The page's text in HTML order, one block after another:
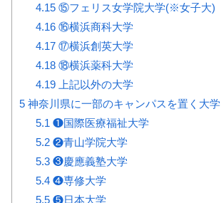
4.15⑮フェリス女学院大学(※女子大)
4.16⑯横浜商科大学
4.17⑰横浜創英大学
4.18⑱横浜薬科大学
4.19上記以外の大学
5 神奈川県に一部のキャンパスを置く大学
5.1 ❶国際医療福祉大学
5.2❷青山学院大学
5.3❸慶應義塾大学
5.4❹専修大学
5.5❺日本大学